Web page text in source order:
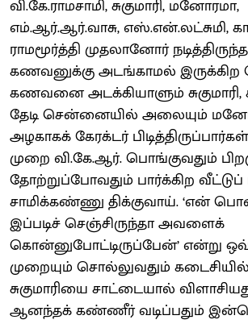
வி.கே.ராமசாமி, சுகுமாரி, மனோரமா,
எம்.ஆர்.ஆர்.வாசு, எஸ்.என்.லட்சுமி,
ராமமூர்த்தி முதலானோர்
கணவனுக்கு அடங்காமல் இருக்கிற
கணவனை அடக்கியாளும்
தேடி சென்னையில் அலையும்
அழகாகக் கேரக்டர்
முறை வி.கே.ஆர். பொங்குவதும்
தோற்றுப்போவதும் பார்க்கிற
சாமிக்கண்ணு திக்குவாய். ‘என்
இப்படிச் செஞ்சிருந்தா அவளைக்
கொன்னுபோட்டிருப்பேன்’ என்று
முறையும் சொல்லுவதும்
சுகுமாரியை சாட்டையால்
ஆனந்தக் கண்ணீர் வடிப்பதும்